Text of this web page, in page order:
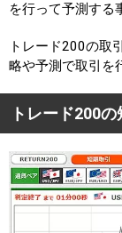
を行って予測する
トレード200の取
略や予測で取引を
トレード200